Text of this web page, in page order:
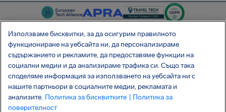
SocialFacebook
SocialTwitter
SocialInstagram
SocialLinkedin
ВЗЕМЕТЕ БЕЗПЛАТНОТО НИ ПРИЛОЖЕНИЕ
Използваме бисквитки, за да осигурим правилното
функциониране на уебсайта ни, да персонализираме
съдържанието и рекламите, да предоставяме функции на
социални медии и да анализираме трафика си. Също така
споделяме информация за използването на уебсайта ни с
нашите партньори в социалните медии, рекламата и
анализите. Политика за бисквитките
| Политика за
поверителност